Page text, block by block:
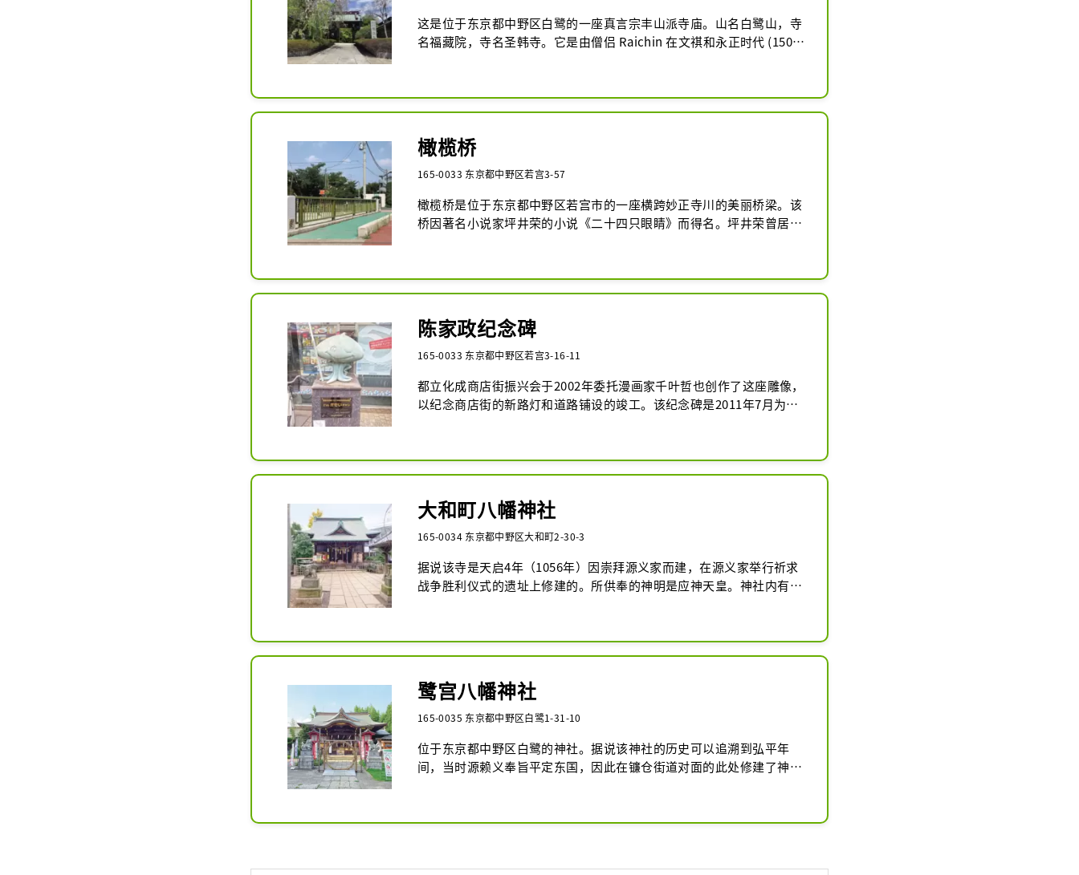
这是位于东京都中野区白鹭的一座真言宗丰山派寺庙。山名白鹭山，寺
名福藏院，寺名圣韩寺。它是由僧侣 Raichin 在文祺和永正时代 (1501-
运庆所造。另外，还有十三佛石像，是体现江户时代末期百姓信仰的宝
贵文化遗产。地藏菩萨塔和弘信塔是中野区注册的有形文化财产，十一
面观世音菩萨立像、南陀龙王立像、阿摩诃童子立像被指定为中野区有
形文化财产。
橄榄桥
165-0033 东京都中野区若宫3-57
橄榄桥是位于东京都中野区若宫市的一座横跨妙正寺川的美丽桥梁。该
桥因著名小说家坪井荣的小说《二十四只眼睛》而得名。坪井荣曾居住
椅，深受家庭的欢迎。我们建议您欣赏桥上的风景、沿着河边散步并参
观周围的旅游景点。
陈家政纪念碑
165-0033 东京都中野区若宫3-16-11
都立化成商店街振兴会于2002年委托漫画家千叶哲也创作了这座雕像，
以纪念商店街的新路灯和道路铺设的竣工。该纪念碑是2011年7月为纪
大和町八幡神社
165-0034 东京都中野区大和町2-30-3
据说该寺是天启4年（1056年）因崇拜源义家而建，在源义家举行祈求
战争胜利仪式的遗址上修建的。所供奉的神明是应神天皇。神社内有数
文化财产。在每年的夏季节日里，都会举行神轿游行和大型盂兰盆舞
会。
鹭宫八幡神社
165-0035 东京都中野区白鹭1-31-10
位于东京都中野区白鹭的神社。据说该神社的历史可以追溯到弘平年
间，当时源赖义奉旨平定东国，因此在镰仓街道对面的此处修建了神
化财产，13块力石也被指定为中野区的有形文化财产。